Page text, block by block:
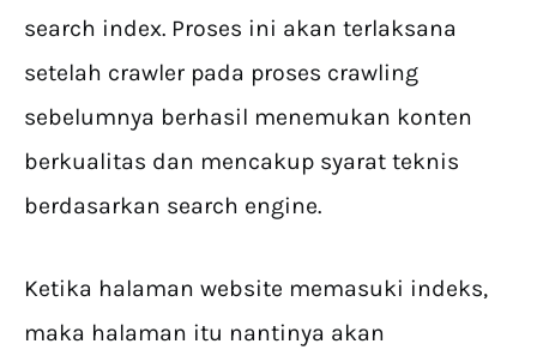
search index. Proses ini akan terlaksana
setelah crawler pada proses crawling
sebelumnya berhasil menemukan konten
berkualitas dan mencakup syarat teknis
berdasarkan search engine.
Ketika halaman website memasuki indeks,
maka halaman itu nantinya akan